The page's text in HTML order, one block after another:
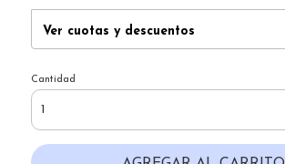
Ver cuotas y descuentos
Cantidad